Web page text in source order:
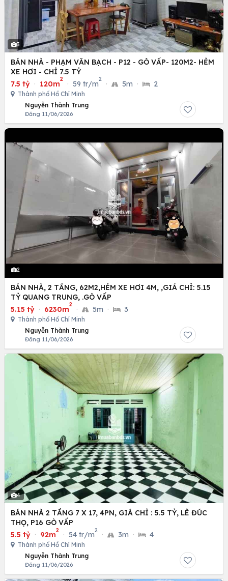
3
BÁN NHÀ - PHẠM VĂN BẠCH - P12 - GÒ VẤP- 120M2- HẺM
XE HƠI - CHỈ 7.5 TỶ
7.5 tỷ · 120m
2
· 59 tr/m
2
· 5m · 2
Thành phố Hồ Chí Minh
Nguyễn Thành Trung
Đăng 11/06/2026
2
BÁN NHÀ, 2 TẦNG, 62M2,HẺM XE HƠI 4M, ,GIÁ CHỈ: 5.15
TỶ QUANG TRUNG, .GÒ VẤP
5.15 tỷ · 6230m
2
· 5m · 3
Thành phố Hồ Chí Minh
Nguyễn Thành Trung
Đăng 11/06/2026
4
BÁN NHÀ 2 TẦNG 7 X 17, 4PN, GIÁ CHỈ : 5.5 TỶ, LÊ ĐÚC
THỌ, P16 GÒ VẤP
5.5 tỷ · 92m
2
· 54 tr/m
2
· 3m · 4
Thành phố Hồ Chí Minh
Nguyễn Thành Trung
Đăng 11/06/2026